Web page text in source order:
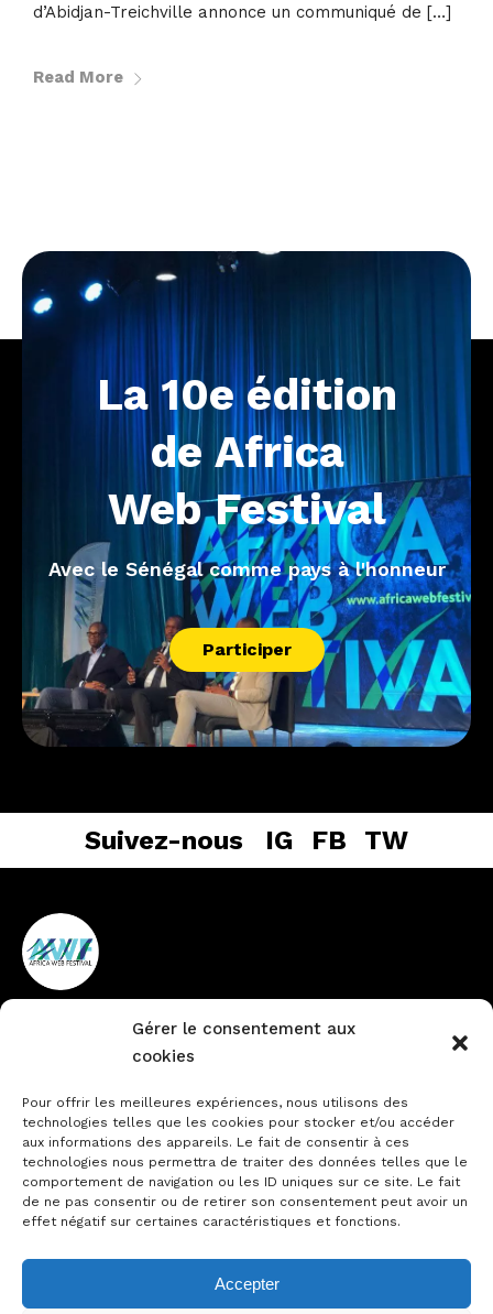
Gérer le consentement aux
cookies
Pour offrir les meilleures expériences, nous utilisons des
technologies telles que les cookies pour stocker et/ou accéder
aux informations des appareils. Le fait de consentir à ces
technologies nous permettra de traiter des données telles que le
comportement de navigation ou les ID uniques sur ce site. Le fait
de ne pas consentir ou de retirer son consentement peut avoir un
effet négatif sur certaines caractéristiques et fonctions.
Accepter
d’Abidjan-Treichville annonce un communiqué de […]
Read More
La 10e édition
de Africa
Web Festival
Avec le Sénégal comme pays à l'honneur
Participer
Suivez-nous IG FB TW
Vieux Cocody non loin de la
Technique
Contactez-nous
Notre actualité